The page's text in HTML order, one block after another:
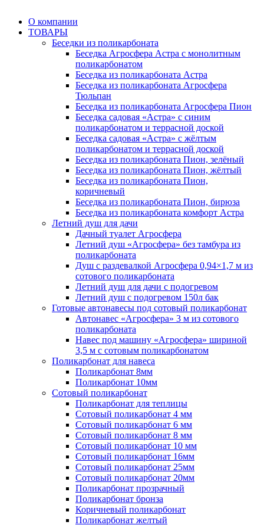
О компании
ТОВАРЫ
Беседки из поликарбоната
Беседка Агросфера Астра с монолитным
поликарбонатом
Беседка из поликарбоната Астра
Беседка из поликарбоната Агросфера
Тюльпан
Беседка из поликарбоната Агросфера Пион
Беседка садовая «Астра» с синим
поликарбонатом и террасной доской
Беседка садовая «Астра» с жёлтым
поликарбонатом и террасной доской
Беседка из поликарбоната Пион, зелёный
Беседка из поликарбоната Пион, жёлтый
Беседка из поликарбоната Пион,
коричневый
Беседка из поликарбоната Пион, бирюза
Беседка из поликарбоната комфорт Астра
Летний душ для дачи
Дачный туалет Агросфера
Летний душ «Агросфера» без тамбура из
поликарбоната
Душ с раздевалкой Агросфера 0,94×1,7 м из
сотового поликарбоната
Летний душ для дачи с подогревом
Летний душ с подогревом 150л бак
Готовые автонавесы под сотовый поликарбонат
Автонавес «Агросфера» 3 м из сотового
поликарбоната
Навес под машину «Агросфера» шириной
3,5 м с сотовым поликарбонатом
Поликарбонат для навеса
Поликарбонат 8мм
Поликарбонат 10мм
Сотовый поликарбонат
Поликарбонат для теплицы
Сотовый поликарбонат 4 мм
Сотовый поликарбонат 6 мм
Сотовый поликарбонат 8 мм
Сотовый поликарбонат 10 мм
Сотовый поликарбонат 16мм
Сотовый поликарбонат 25мм
Сотовый поликарбонат 20мм
Поликарбонат прозрачный
Поликарбонат бронза
Коричневый поликарбонат
Поликарбонат желтый